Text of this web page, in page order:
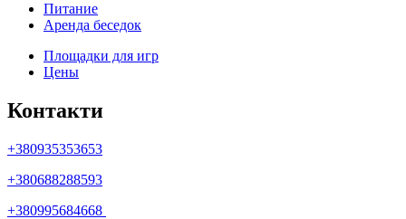
Питание
Аренда беседок
Площадки для игр
Цены
Контакти
+380935353653
+380688288593
+380995684668